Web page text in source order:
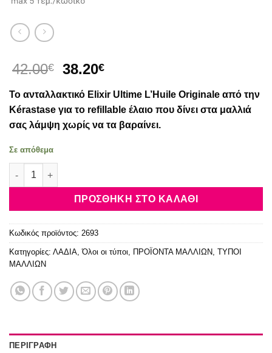
42.00€
Original
was:
42.00€.
38.20€Η
τιμή
είναι:
38.20€.
Το ανταλλακτικό Elixir Ultime L’Huile Originale από την
Kérastase για το refillable έλαιο που δίνει στα μαλλιά
σας λάμψη χωρίς να τα βαραίνει.
Σε απόθεμα
Kérastase Elixir Ultime L`Huile Originale Refill 75ml ποσότητα
ΠΡΟΣΘΉΚΗ ΣΤΟ ΚΑΛΆΘΙ
Κωδικός προϊόντος: 2693
Κατηγορίες: ΛΑΔΙΑ ,Όλοι οι τύποι ΠΡΟΪΟΝΤΑ ΜΑΛΛΙΩΝ ΤΥΠΟΙ
ΜΑΛΛΙΩΝ
ΠΕΡΙΓΡΑΦΉ